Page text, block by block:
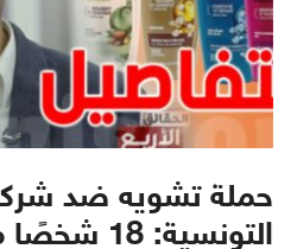
التونسية: 18 شخصًا متورطون